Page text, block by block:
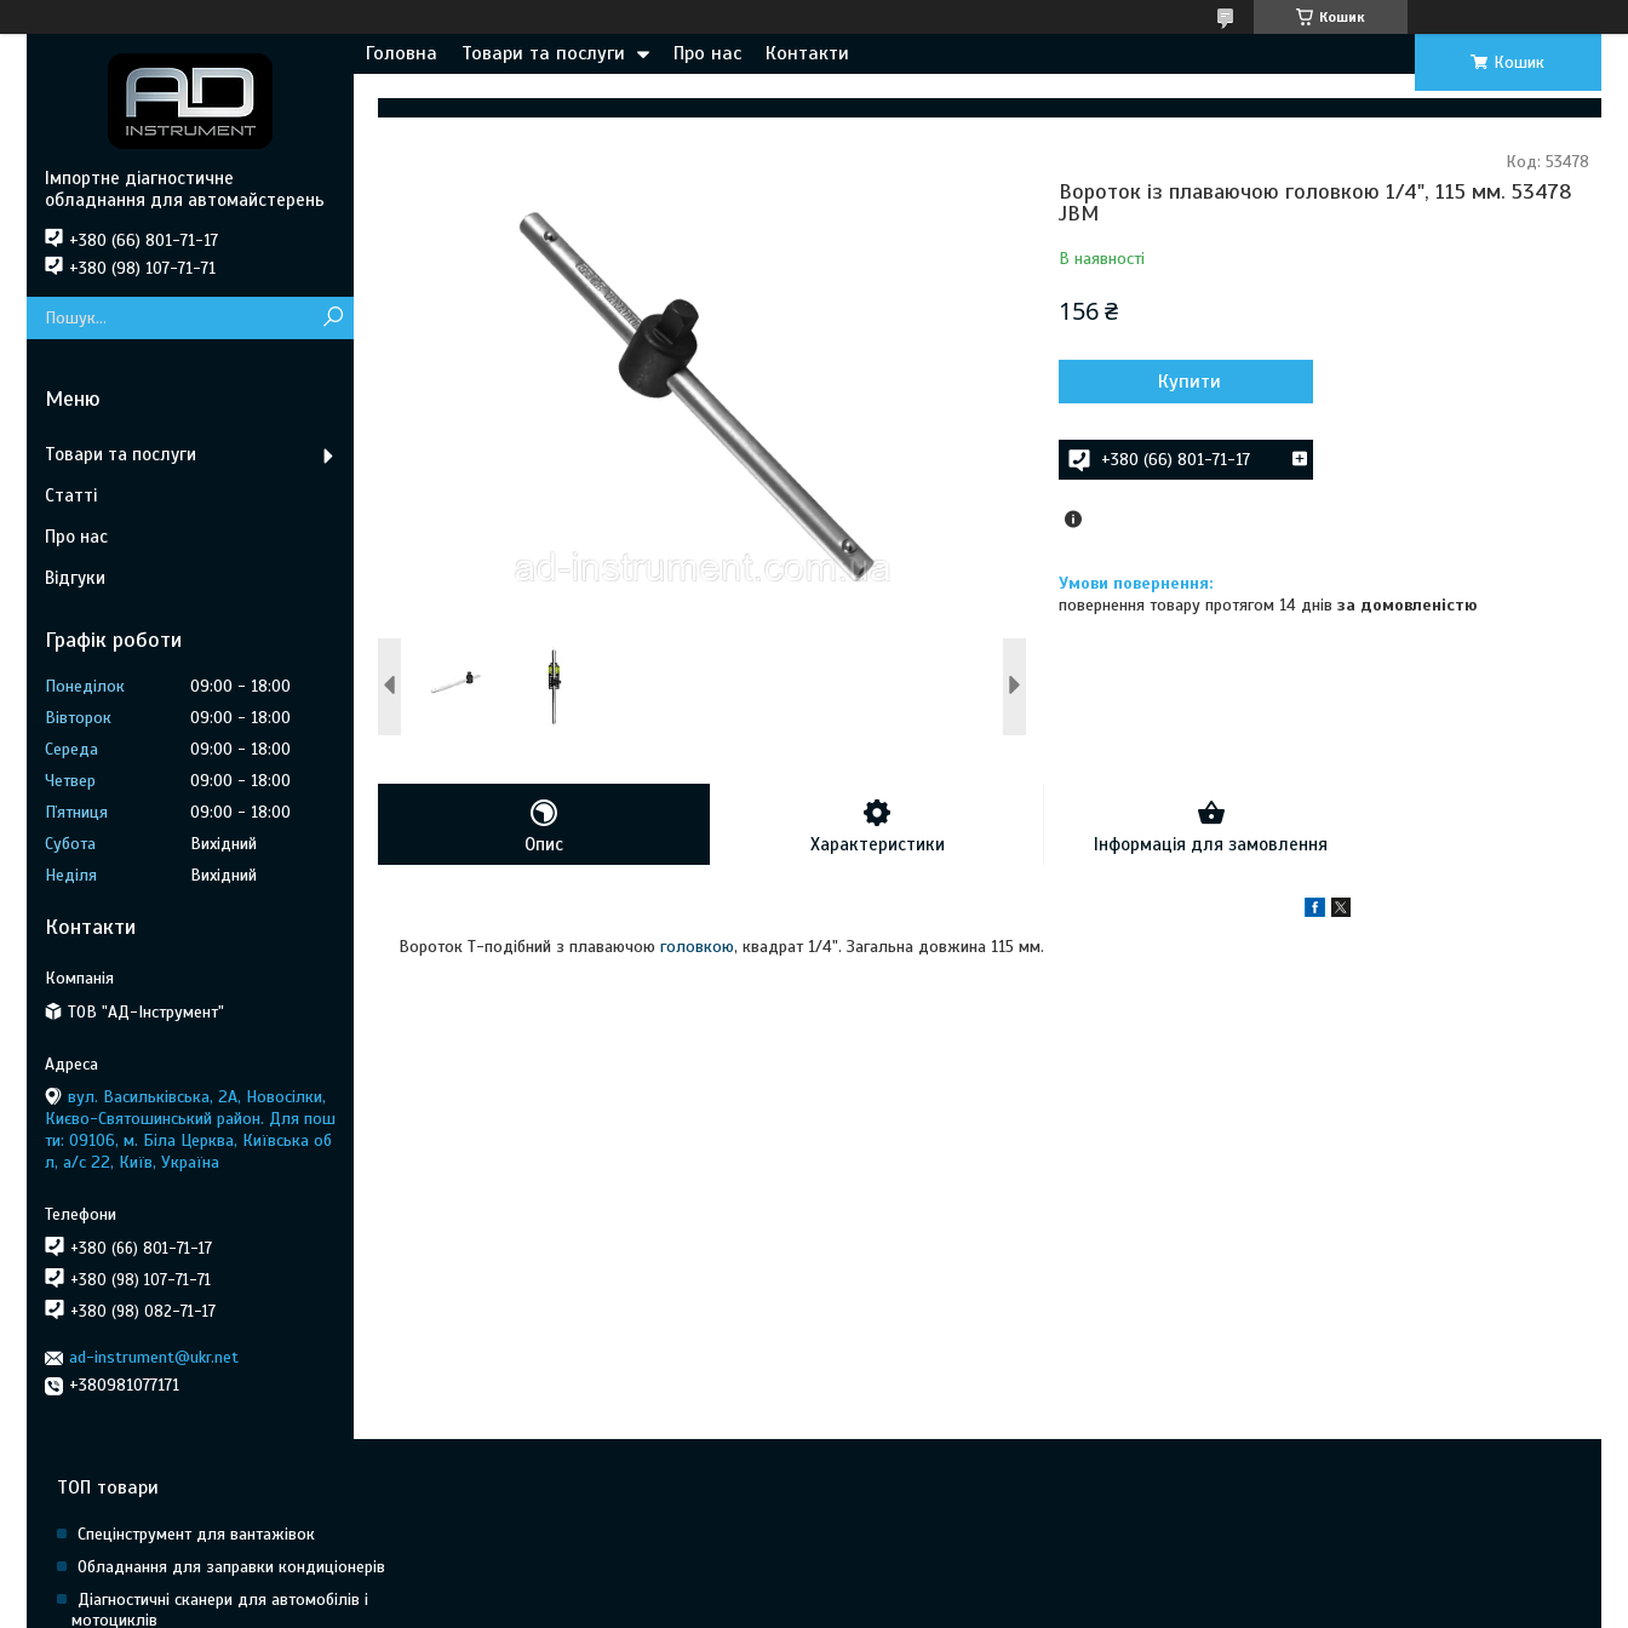
Кошик
Головна Товари та послуги Про нас Контакти Кошик
Вороток із плаваючою головкою 1/4", 115 мм. 53478
JBM
В наявності
Код: 53478
156 ₴
Купити
+380 (66) 801-71-17
повернення товару протягом 14 днівза домовленістю
Опис Характеристики Інформація для замовлення
Вороток Т-подібний з плаваючою головкою, квадрат 1/4". Загальна довжина 115 мм.
Імпортне діагностичне
обладнання для автомайстерень
+380 (66) 801-71-17
+380 (98) 107-71-71
Товари та послуги
Статті
Про нас
Відгуки
Графік роботи
Понеділок 09:00
18:00
Вівторок
09:00
18:00
Середа
09:00
18:00
Четвер
09:00
18:00
Пʼятниця
09:00
18:00
Субота
Вихідний
Неділя
Вихідний
Контакти
ТОВ "АД-Інструмент"
вул. Васильківська, 2А, Новосілки,
Києво-Святошинський район. Для пош
ти: 09106, м. Біла Церква, Київська об
л, а/с 22, Київ, Україна
+380 (66) 801-71-17
+380 (98) 107-71-71
+380 (98) 082-71-17
ad-instrument@ukr.net
+380981077171
ТОП товари
Спецінструмент для вантажівок
Обладнання для заправки кондиціонерів
Діагностичні сканери для автомобілів і
мотоциклів